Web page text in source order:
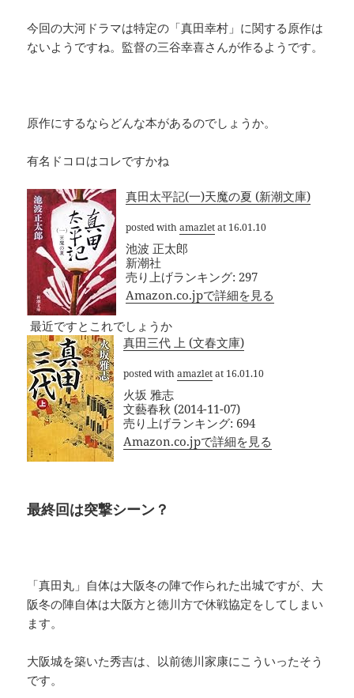
今回の大河ドラマは特定の「真田幸村」に関する原作は
ないようですね。監督の三谷幸喜さんが作るようです。
原作にするならどんな本があるのでしょうか。
有名ドコロはコレですかね
真田太平記(一)天魔の夏 (新潮文庫)
posted withamazletat 16.01.10
池波 正太郎
新潮社
売り上げランキング: 297
Amazon.co.jpで詳細を見る
最近ですとこれでしょうか
真田三代 上 (文春文庫)
posted withamazletat 16.01.10
火坂 雅志
文藝春秋 (2014-11-07)
売り上げランキング: 694
Amazon.co.jpで詳細を見る
最終回は突撃シーン？
「真田丸」自体は大阪冬の陣で作られた出城ですが、大
阪冬の陣自体は大阪方と徳川方で休戦協定をしてしまい
ます。
大阪城を築いた秀吉は、以前徳川家康にこういったそう
です。